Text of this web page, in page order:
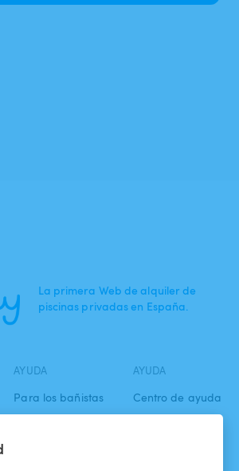
La primera Web de alquiler de
piscinas privadas en España.
AYUDA
Para los bañistas
AYUDA
Centro de ayuda